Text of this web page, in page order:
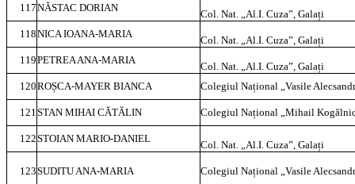
117NĂSTAC DORIAN
Col. Nat. „Al.I. Cuza”, Galați
118NICA IOANA-MARIA
Col. Nat. „Al.I. Cuza”, Galați
119PETREA ANA-MARIA
Col. Nat. „Al.I. Cuza”, Galați
120ROȘCA-MAYER BIANCA Colegiul Național „Vasile
121STAN MIHAI CĂTĂLIN Colegiul Național „Mihail
122STOIAN MARIO-DANIEL
Col. Nat. „Al.I. Cuza”, Galați
123SUDITU ANA-MARIA Colegiul Național „Vasile